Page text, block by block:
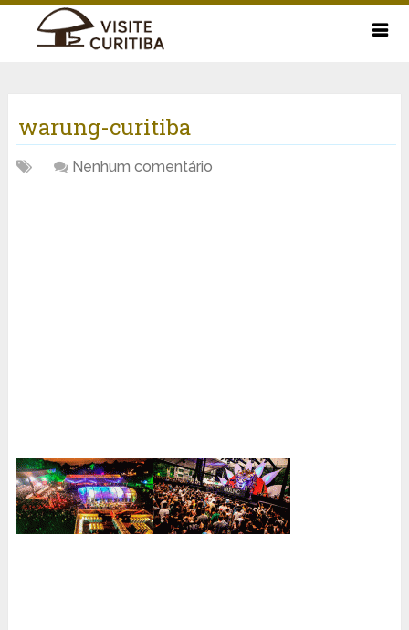
warung-curitiba
Nenhum comentário